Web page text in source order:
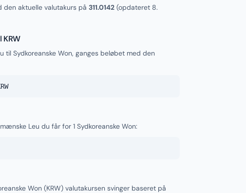
den aktuelle valutakurs på 311.0142 (opdateret 8.
KRW
til Sydkoreanske Won, ganges beløbet med den
Leu du får for 1 Sydkoreanske Won:
Won (KRW) valutakursen svinger baseret på